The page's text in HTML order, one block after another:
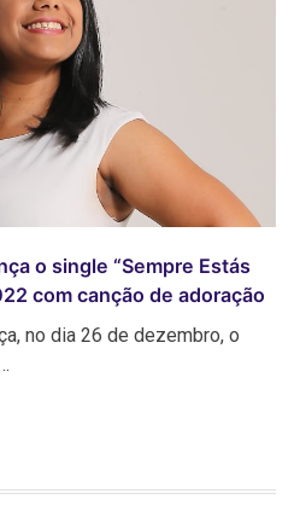
o single “Sempre Estás
com canção de adoração
no dia 26 de dezembro, o